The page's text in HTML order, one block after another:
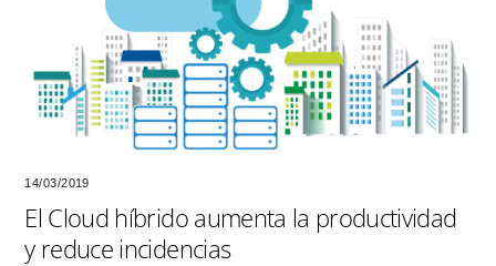
14/03/2019
El Cloud híbrido aumenta la productividad
y reduce incidencias